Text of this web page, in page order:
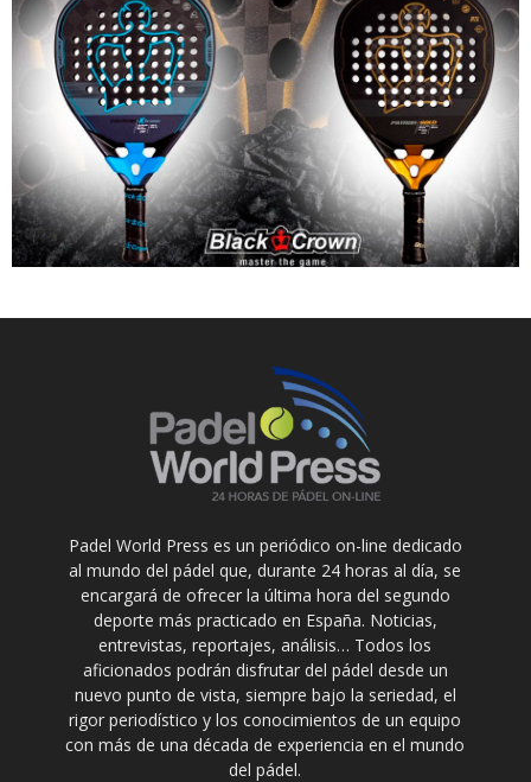
Padel World Press es un periódico on-line dedicado
al mundo del pádel que, durante 24 horas al día, se
encargará de ofrecer la última hora del segundo
deporte más practicado en España. Noticias,
entrevistas, reportajes, análisis… Todos los
aficionados podrán disfrutar del pádel desde un
nuevo punto de vista, siempre bajo la seriedad, el
rigor periodístico y los conocimientos de un equipo
con más de una década de experiencia en el mundo
del pádel.